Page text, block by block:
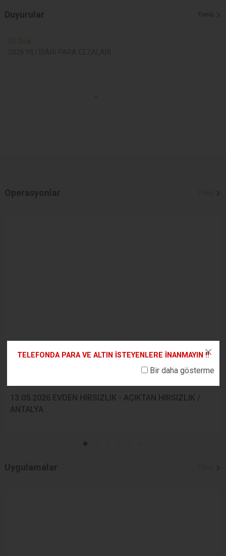
Duyurular Tümü
13.05.2026 EVDEN HIRSIZLIK - AÇIKTAN HIRSIZLIK /
ANTALYA
TELEFONDA PARA VE ALTIN İSTEYENLERE İNANMAYIN !!
Bir daha gösterme